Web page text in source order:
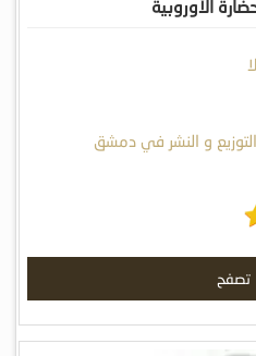
الأوروبية
التوزيع و النشر في دمشق
تصفح